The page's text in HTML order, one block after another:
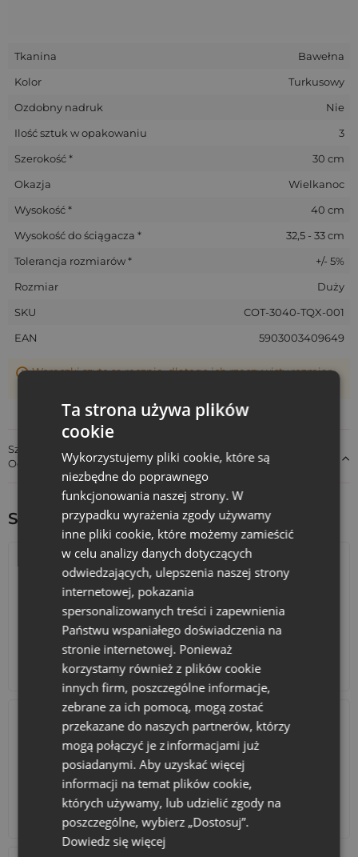
Tkanina
Bawełna
Kolor
Turkusowy
Ozdobny nadruk
Nie
Ilość sztuk w opakowaniu
3
Szerokość *
30 cm
Okazja
Wielkanoc
Wysokość *
40 cm
Wysokość do ściągacza *
32,5 - 33 cm
Tolerancja rozmiarów *
+/- 5%
Rozmiar
Duży
SKU
COT-3040-TQX-001
EAN
5903003409649
Woreczki szyte są ręcznie, dlatego ich rzeczywisty rozmiar
Szczegóły dotyczące zgodności produktu z przepisami:
Odpowiedzialność za produkt
Sprawdź inne ciekawe produkty:
Kalendarze adwentowe Torby bawełniane
Akcesoria i dekoracje Zestawy
Ta strona używa plików
cookie
Wykorzystujemy pliki cookie, które są
niezbędne do poprawnego
funkcjonowania naszej strony. W
przypadku wyrażenia zgody używamy
inne pliki cookie, które możemy zamieścić
w celu analizy danych dotyczących
odwiedzających, ulepszenia naszej strony
internetowej, pokazania
spersonalizowanych treści i zapewnienia
Państwu wspaniałego doświadczenia na
stronie internetowej. Ponieważ
korzystamy również z plików cookie
innych firm, poszczególne informacje,
zebrane za ich pomocą, mogą zostać
przekazane do naszych partnerów, którzy
mogą połączyć je z informacjami już
posiadanymi. Aby uzyskać więcej
informacji na temat plików cookie,
których używamy, lub udzielić zgody na
poszczególne, wybierz „Dostosuj”.
Dowiedz się więcej